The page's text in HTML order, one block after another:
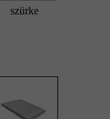
szürke